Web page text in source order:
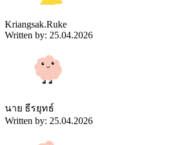
Kriangsak.Ruke
Written by: 25.04.2026
นาย ธีรยุทธ์
Written by: 25.04.2026